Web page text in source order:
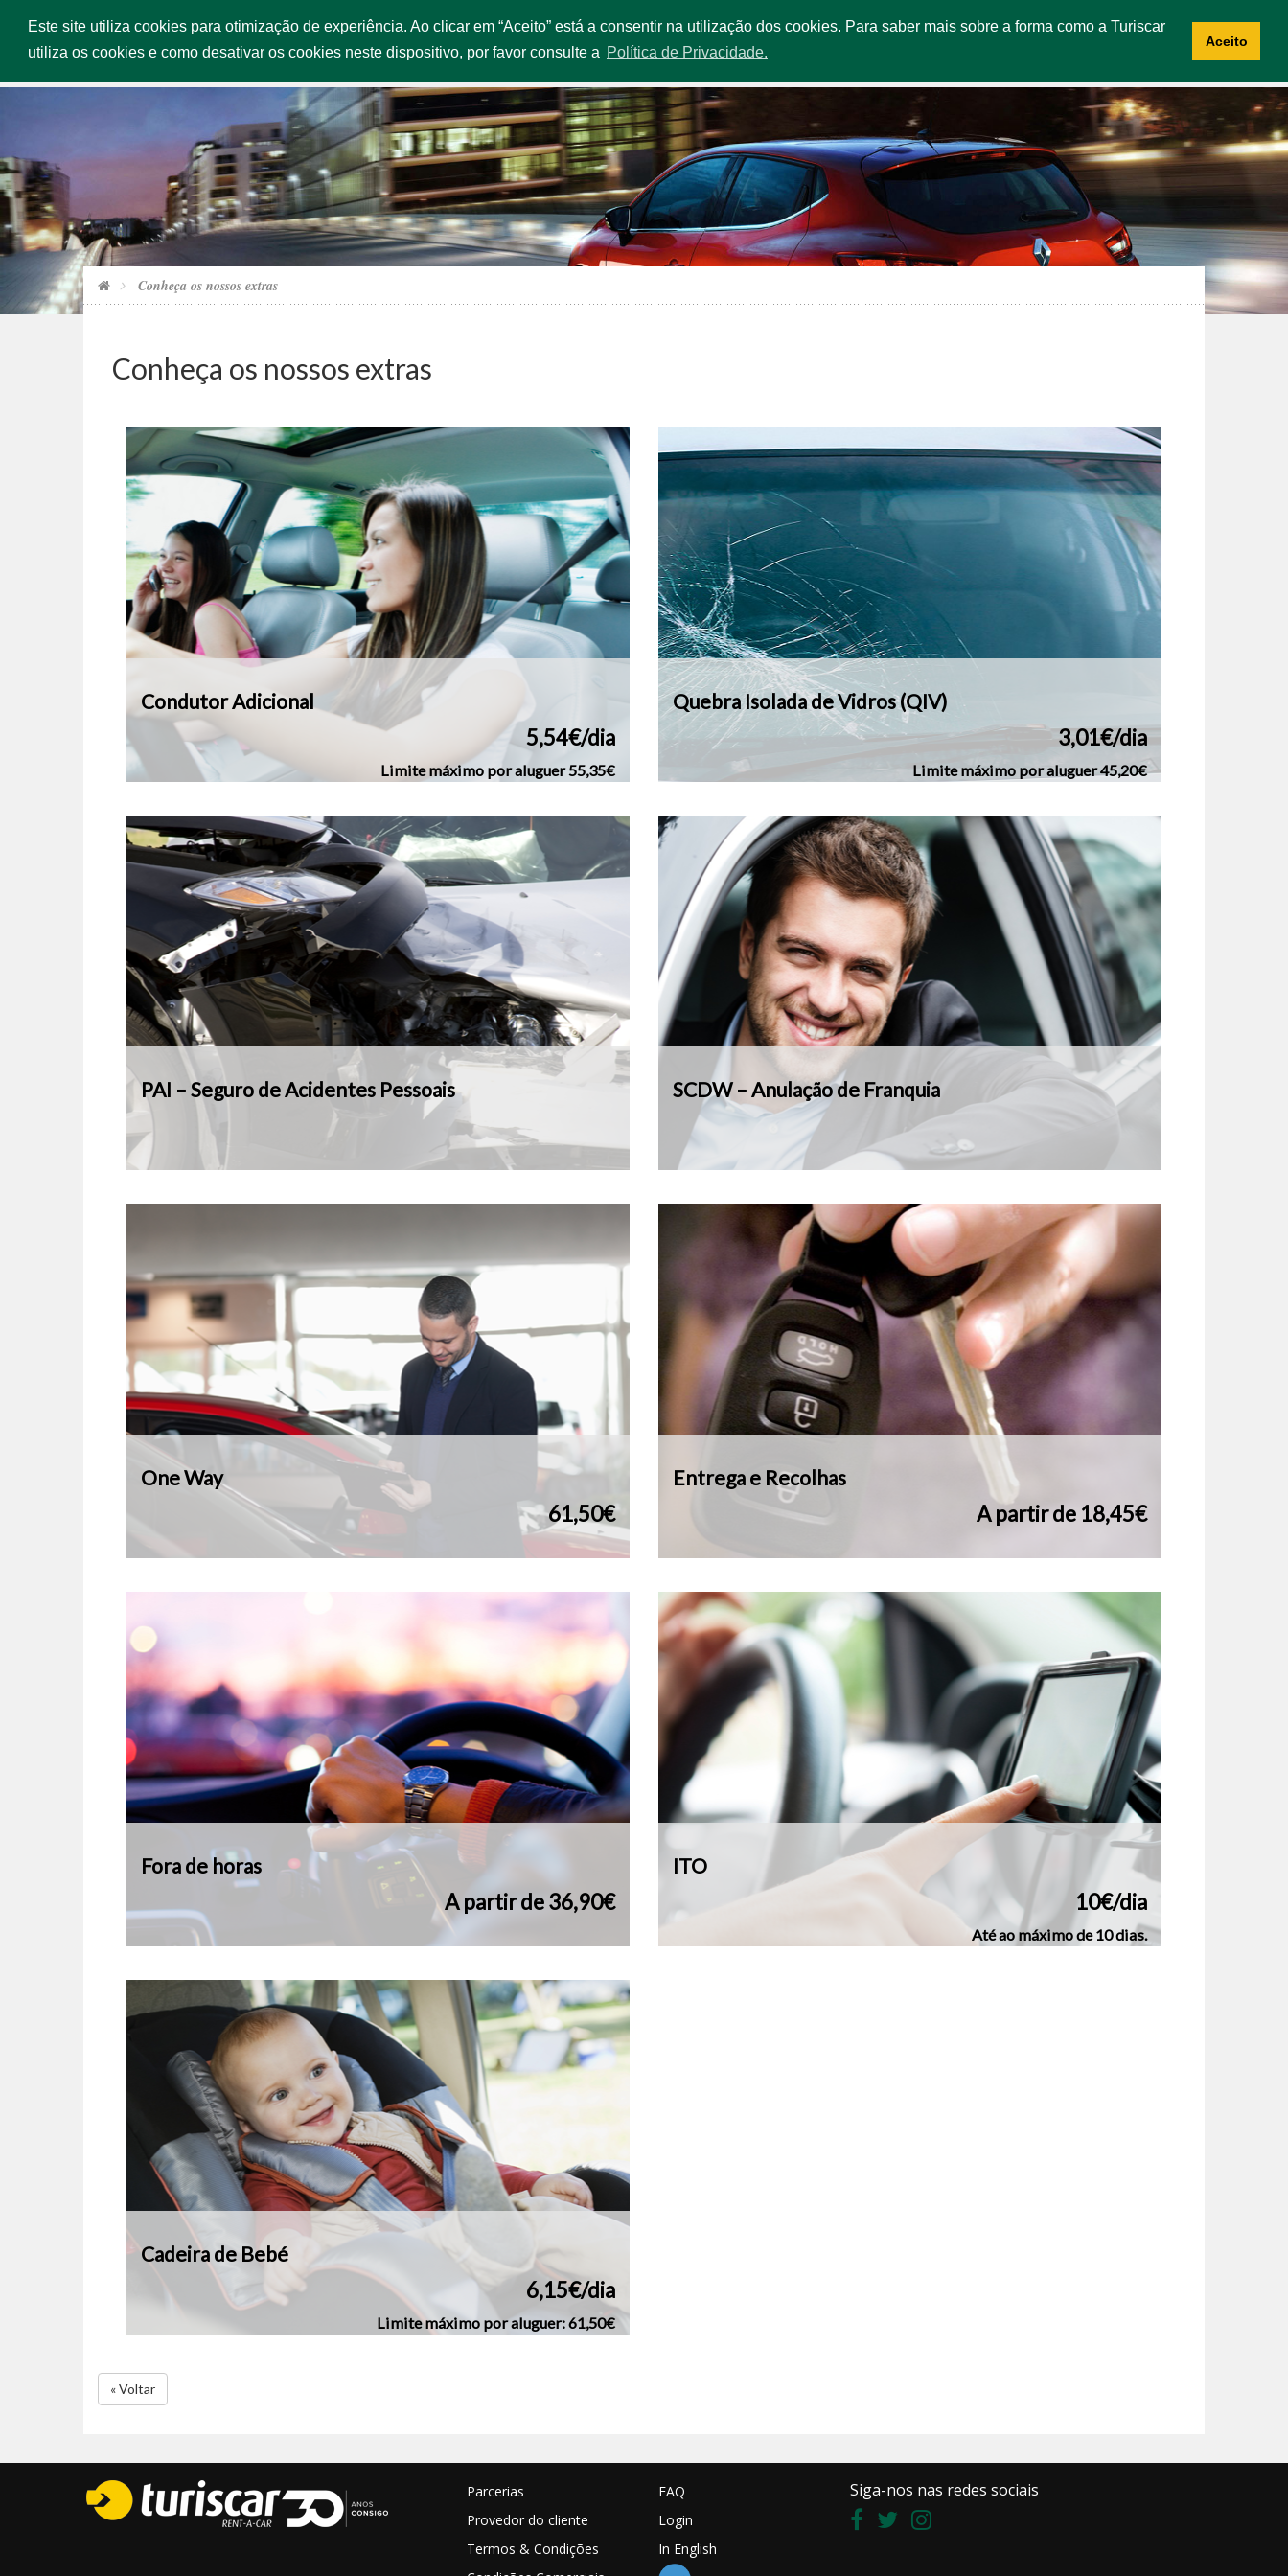
Este site utiliza cookies para otimização de experiência. Ao clicar em “Aceito” está a consentir na utilização dos cookies. Para saber mais sobre a forma como a Turiscar
utiliza os cookies e como desativar os cookies neste dispositivo, por favor consulte a Política de Privacidade.
Aceito
INÍCIO ESTAÇÕES
Conheça os nossos extras
Conheça os nossos extras
Condutor Adicional
5,54€/dia
Limite máximo por aluguer 55,35€
Quebra Isolada de Vidros (QIV)
3,01€/dia
Limite máximo por aluguer 45,20€
PAI – Seguro de Acidentes Pessoais SCDW – Anulação de Franquia
One Way
61,50€
Entrega e Recolhas
A partir de 18,45€
Fora de horas
A partir de 36,90€
ITO
10€/dia
Até ao máximo de 10 dias.
Cadeira de Bebé
6,15€/dia
Limite máximo por aluguer: 61,50€
« Voltar
Parcerias
Provedor do cliente
Termos & Condições
FAQ
Login
In English
Siga-nos nas redes sociais